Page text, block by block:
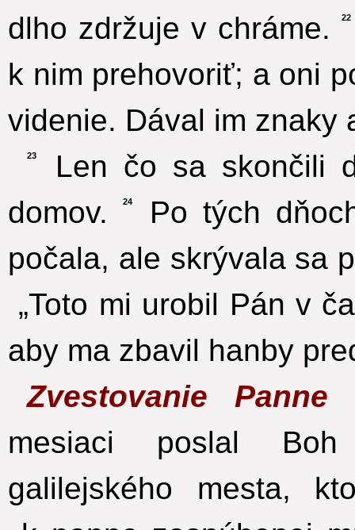
dlho zdržuje v chráme.
22
k nim prehovoriť; a oni
videnie. Dával im znaky
23
Len čo sa skončili
domov.
24
Po tých
počala, ale skrývala sa
„Toto mi urobil Pán v
aby ma zbavil hanby
Zvestovanie
mesiaci poslal
galilejského mesta,